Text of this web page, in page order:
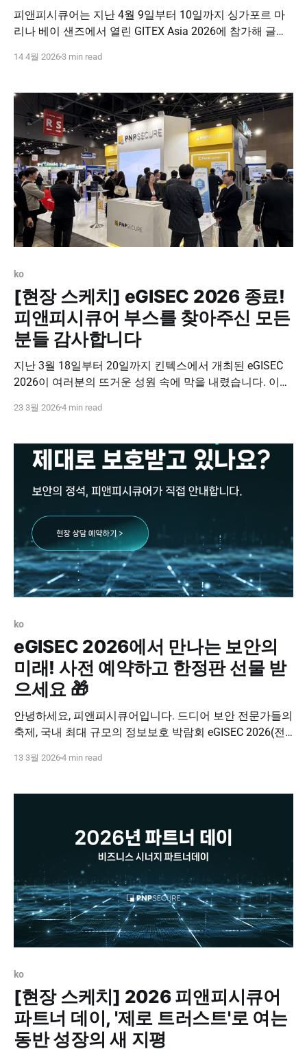
피앤피시큐어는 지난 4월 9일부터 10일까지 싱가포르 마
리나 베이 샌즈에서 열린 GITEX Asia 2026에 참가해 글로
전 세계 주요 IT·보안 기업과 바이어, 투자자들이 모이는 글
가장 가까이에서 확인할 수 있는 의미 있는 무대입니다. 이
번 행사 역시
14 4월 20263 min read
ko
[현장 스케치] eGISEC 2026 종료!
피앤피시큐어 부스를 찾아주신 모든
분들 감사합니다
지난 3월 18일부터 20일까지 킨텍스에서 개최된 eGISEC
2026이 여러분의 뜨거운 성원 속에 막을 내렸습니다. 이번
랙 세션을 통해 실전적 보안 로드맵을 제시했습니다. 급변
응할 수 있는 전략은 무엇인지, '제로 트러스트 모델'의 비
전과 함께 구체적인 실천
23 3월 20264 min read
ko
eGISEC 2026에서 만나는 보안의
미래! 사전 예약하고 한정판 선물 받
으세요 🎁
안녕하세요, 피앤피시큐어입니다. 드디어 보안 전문가들의
축제, 국내 최대 규모의 정보보호 박람회 eGISEC 2026(전
👏 저희 피앤피시큐어도 이번 전시회에 참가하여 여러분을
력해진 다양한 신기능들을 최초로 공개할 예정이라 벌써부
13 3월 20264 min read
ko
[현장 스케치] 2026 피앤피시큐어
파트너 데이, '제로 트러스트'로 여는
동반 성장의 새 지평